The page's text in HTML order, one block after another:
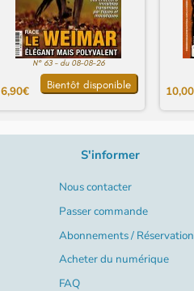
N° 63 - du 08-08-26
6,90€ Bientôt disponible
S'informer
Nous contacter
Passer commande
Abonnements / Réservation
Acheter du numérique
FAQ